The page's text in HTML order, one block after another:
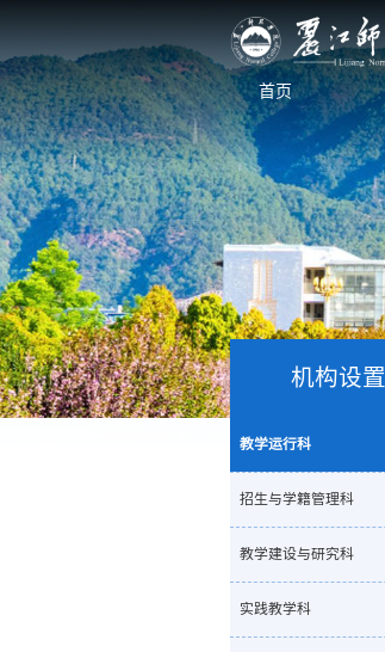
首页
机构设置
教学运行科
招生与学籍管理科
教学建设与研究科
实践教学科